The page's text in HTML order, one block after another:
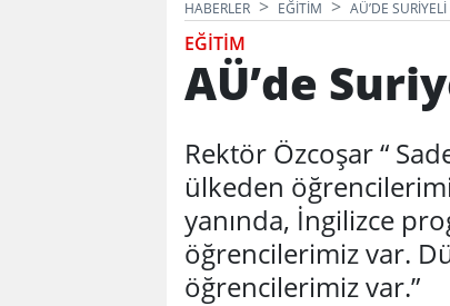
HABERLER EĞİTİM AÜ’DE
EĞİTİM
AÜ’de
Rektör Özcoşar “
ülkeden
yanında, İngilizce
öğrencilerimiz var.
öğrencilerimiz var.”